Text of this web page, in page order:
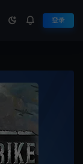
登录